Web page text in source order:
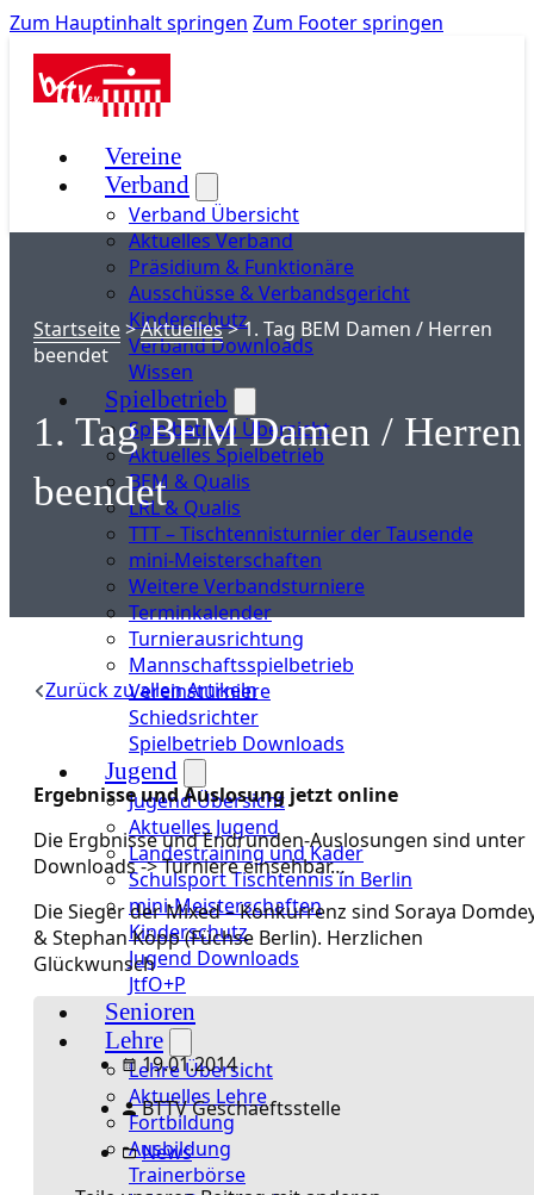
Zum Hauptinhalt springen Zum Footer springen
Vereine
Verband
Verband Übersicht
Aktuelles Verband
Präsidium & Funktionäre
Ausschüsse & Verbandsgericht
Kinderschutz
Verband Downloads
Wissen
Spielbetrieb
Spielbetrieb Übersicht
Aktuelles Spielbetrieb
BEM & Qualis
LRL & Qualis
TTT – Tischtennisturnier der Tausende
mini-Meisterschaften
Weitere Verbandsturniere
Terminkalender
Turnierausrichtung
Mannschaftsspielbetrieb
Vereinsturniere
Schiedsrichter
Spielbetrieb Downloads
Jugend
Jugend Übersicht
Aktuelles Jugend
Landestraining und Kader
Schulsport Tischtennis in Berlin
mini-Meisterschaften
Kinderschutz
Jugend Downloads
JtfO+P
Senioren
Lehre
Lehre Übersicht
Aktuelles Lehre
Fortbildung
Ausbildung
Trainerbörse
Startseite>Aktuelles>1. Tag BEM Damen / Herren
beendet
1. Tag BEM Damen / Herren
beendet
Zurück zu allen Artikeln
Ergebnisse und Auslosung jetzt online
Die Ergbnisse und Endrunden-Auslosungen sind unter
Downloads -> Turniere einsehbar…
Die Sieger der Mixed – Konkurrenz sind Soraya
& Stephan Köpp (Füchse Berlin). Herzlichen
Glückwunsch
19.01.2014
BTTV Geschaeftsstelle
News